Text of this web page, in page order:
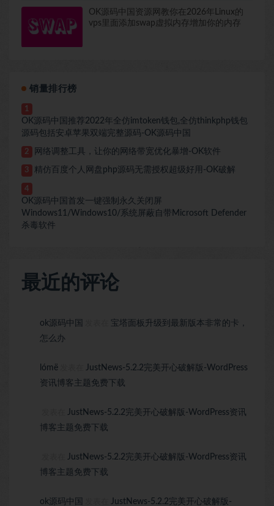
OK源码中国资源网教你在2026年Linux的
vps里面添加swap虚拟内存增加你的内存
销量排行榜
1
OK源码中国推荐2022年全仿imtoken钱包,全仿thinkphp钱包
源码包括安卓苹果双端完整源码-OK源码中国
2 网络调整工具，让你的网络带宽优化暴增-OK软件
3 精仿百度个人网盘php源码无需授权超级好用-OK破解
4
OK源码中国首发一键强制永久关闭屏
Windows11/Windows10/系统屏蔽自带Microsoft Defender
杀毒软件
最近的评论
ok源码中国
宝塔面板升级到最新版本非常的卡，
怎么办
lómë
JustNews-5.2.2完美开心破解版-WordPress
资讯博客主题免费下载
JustNews-5.2.2完美开心破解版-WordPress资讯
博客主题免费下载
JustNews-5.2.2完美开心破解版-WordPress资讯
博客主题免费下载
ok源码中国 JustNews-5.2.2完美开心破解版-